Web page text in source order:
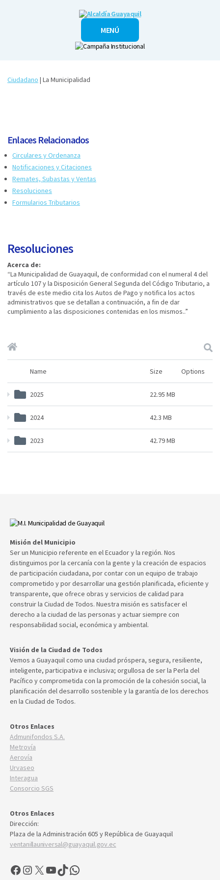
Alcaldía
GuayaquilMENÚ
Ciudadano | La Municipalidad
Enlaces Relacionados
Circulares y Ordenanza
Notificaciones y Citaciones
Remates, Subastas y Ventas
Resoluciones
Formularios Tributarios
Resoluciones
Acerca de:​​​​​
“La Municipalidad de Guayaquil, de conformidad con el numeral 4 del
artículo 107 y la Disposición General Segunda del Código Tributario, a
través de este medio cita los Autos de Pago y notifica los actos
administrativos que se detallan a continuación, a fin de dar
cumplimiento a las disposiciones contenidas en los mismos..”​​
Name Size Options
2025 22.95 MB
2024 42.3 MB
2023 42.79 MB
Misión del Municipio
Ser un Municipio referente en el Ecuador y la región. Nos
distinguimos por la cercanía con la gente y la creación de espacios
de participación ciudadana, por contar con un equipo de trabajo
comprometido y por desarrollar una gestión planificada, eficiente y
transparente, que ofrece obras y servicios de calidad para
construir la Ciudad de Todos. Nuestra misión es satisfacer el
derecho a la ciudad de las personas y actuar siempre con
responsabilidad social, económica y ambiental.
Visión de la Ciudad de Todos
Vemos a Guayaquil como una ciudad próspera, segura, resiliente,
inteligente, participativa e inclusiva; orgullosa de ser la Perla del
Pacífico y comprometida con la promoción de la cohesión social, la
planificación del desarrollo sostenible y la garantía de los derechos
en la Ciudad de Todos.
Otros Enlaces
Admunifondos S.A.
Metrovía
Aerovía
Urvaseo
Interagua
Consorcio SGS
Otros Enlaces
Dirección:
Plaza de la Administración 605 y República de Guayaquil
ventanillauniversal@guayaquil.gov.ec
Facebook
Instagram
X YouTube
TikTokWhatsApp